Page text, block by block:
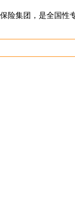
险集团，是全国性